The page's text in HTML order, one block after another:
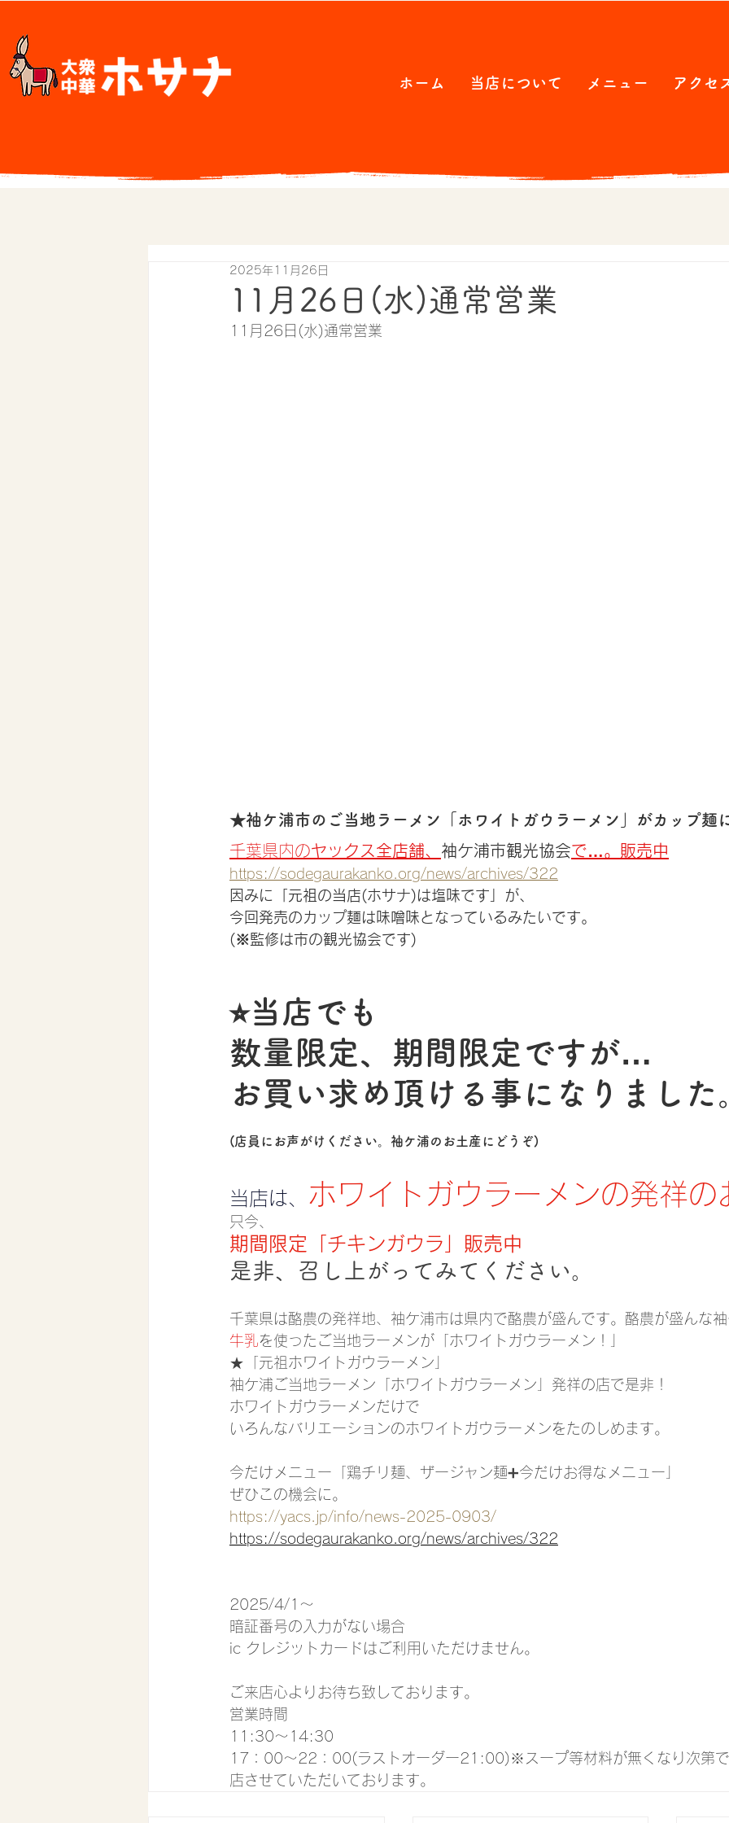
ホーム 当店について メニュー アクセ
11月26日(水)通常営業
2025年11月26日
11月26日(水)通常営業
★袖ケ浦市のご当地ラーメン「ホワイトガウラーメン」がカップ麺
千葉県内のヤックス全店舗、 袖ケ浦市観光協会で…。販売中
https://sodegaurakanko.org/news/archives/322
因みに「元祖の当店(ホサナ)は塩味です」が、
今回発売のカップ麺は味噌味となっているみたいです。
(※監修は市の観光協会です)
⭐︎当店でも
数量限定、期間限定ですが…
お買い求め頂ける事になりました
(店員にお声がけください。袖ケ浦のお土産にどうぞ)
当店は、 ホワイトガウラーメンの発祥の
只今、
期間限定「チキンガウラ」販売中
是非、召し上がってみてください。
千葉県は酪農の発祥地、袖ケ浦市は県内で酪農が盛んです。酪農が盛んな
牛乳を使ったご当地ラーメンが「ホワイトガウラーメン！」
★「元祖ホワイトガウラーメン」
袖ケ浦ご当地ラーメン「ホワイトガウラーメン」発祥の店で是非！
ホワイトガウラーメンだけで
いろんなバリエーションのホワイトガウラーメンをたのしめます。
今だけメニュー「鶏チリ麺、ザージャン麺➕今だけお得なメニュー」
ぜひこの機会に。
https://yacs.jp/info/news-2025-0903/
https://sodegaurakanko.org/news/archives/322
2025/4/1〜
暗証番号の入力がない場合
ic クレジットカードはご利用いただけません。
ご来店心よりお待ち致しております。
営業時間
11:30〜14:30
17：00〜22：00(ラストオーダー21:00)※スープ等材料が無くなり次第
店させていただいております。